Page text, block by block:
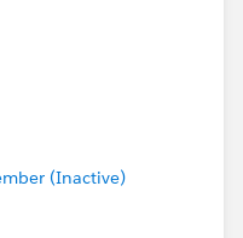
(Inactive)